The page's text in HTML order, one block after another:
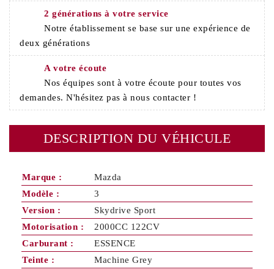
2 générations à votre service
Notre établissement se base sur une expérience de
deux générations
A votre écoute
Nos équipes sont à votre écoute pour toutes vos
demandes. N'hésitez pas à nous contacter !
DESCRIPTION DU VÉHICULE
Marque :
Mazda
Modèle :
3
Version :
Skydrive Sport
Motorisation :
2000CC 122CV
Carburant :
ESSENCE
Teinte :
Machine Grey